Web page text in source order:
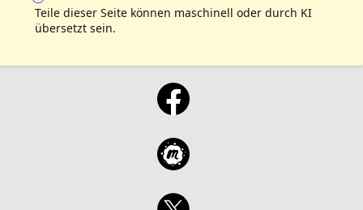
Teile dieser Seite können maschinell oder durch KI
übersetzt sein.